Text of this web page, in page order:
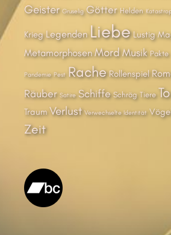
Geister Gruselig Götter Helden
Krieg Legenden Liebe Lustig
Metamorphosen MordMusik Pakte
Pandemie Pest Rache Rollenspiel
Räuber Satire Schiffe Schräg Tiere
Traum Verlust Verwechselte Identität
Zeit